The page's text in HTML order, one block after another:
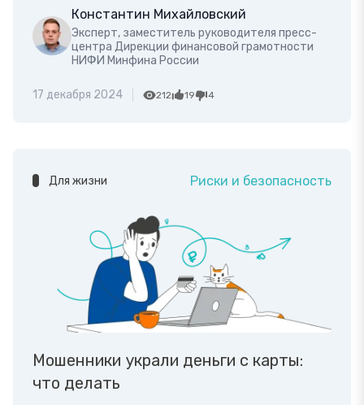
Константин Михайловский
Эксперт, заместитель руководителя пресс-
центра Дирекции финансовой грамотности
НИФИ Минфина России
17 декабря 2024 212 19 4
Для жизни Риски и безопасность
Мошенники украли деньги с карты:
что делать